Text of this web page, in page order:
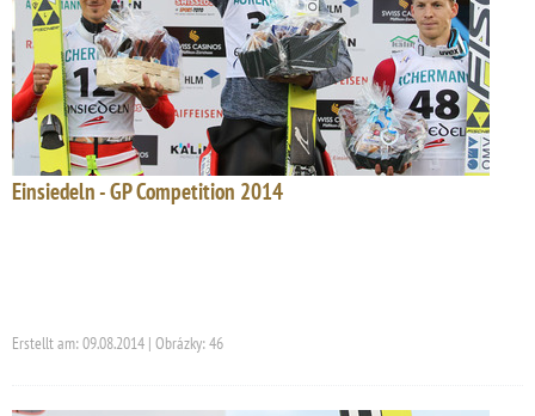
Einsiedeln - GP Competition 2014
Erstellt am: 09.08.2014 | Obrázky: 46